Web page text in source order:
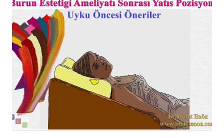
yapılarda, sadede burun hava yolunda daralma ortaya
çıkmaz; beraberinde bu dikensi çıkıntıların burun etleri ile
teması sonucunda migren ve gerilim ağrıları ile karışabilen
baş ağrıları ortaya çıkabilmektedir. Kemik Spur Formasyonu
Tanısı Nasıl Konulur? Kemik spur tanısı, burun içi
endoskopik muayene ile ya da çekilen paranazal sinus
tomografilerinde kemik spur formasyonunun görülmesi ile
konulabilir. Çoğunlukla, spur burun boşlu...